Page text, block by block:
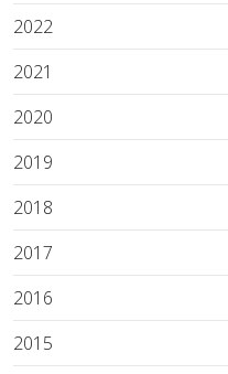
2022
2021
2020
2019
2018
2017
2016
2015